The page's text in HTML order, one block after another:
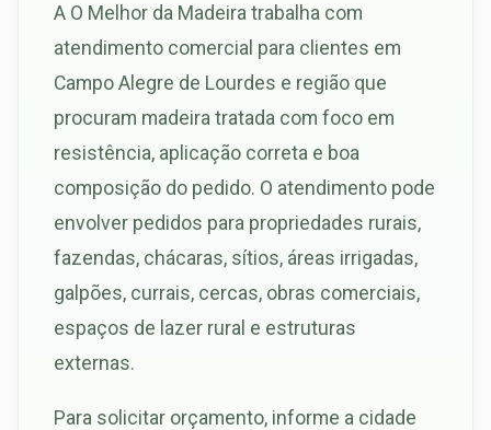
A O Melhor da Madeira trabalha com
atendimento comercial para clientes em
Campo Alegre de Lourdes e região que
procuram madeira tratada com foco em
resistência, aplicação correta e boa
composição do pedido. O atendimento pode
envolver pedidos para propriedades rurais,
fazendas, chácaras, sítios, áreas irrigadas,
galpões, currais, cercas, obras comerciais,
espaços de lazer rural e estruturas
externas.
Para solicitar orçamento, informe a cidade